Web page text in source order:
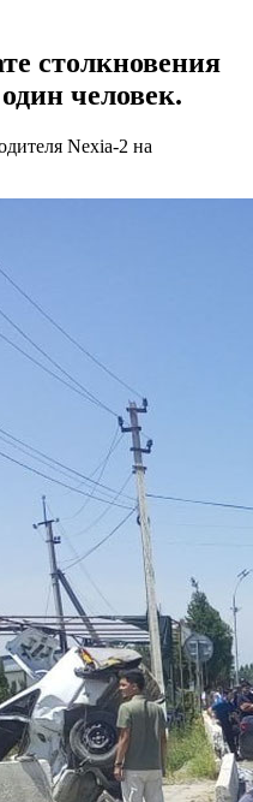
столкновения
человек.
Nexia-2 на